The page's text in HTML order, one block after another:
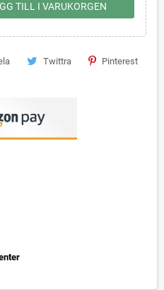
TILL I VARUKORGEN
Twittra Pinterest